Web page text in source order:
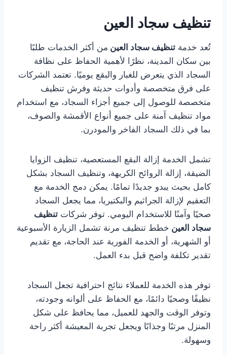
تنظيف سجاد العين
تُعد خدمة تنظيف سجاد العين من أكثر الخدمات طلبًا
بين سكان المدينة، نظرًا لأهمية الحفاظ على نظافة
السجاد الذي يتعرض للغبار والبقع يوميًا. تعتمد الشركات
على فرق متخصصة وأدوات حديثة وفرش تنظيف
متخصصة للوصول إلى جميع أجزاء السجاد، مع استخدام
مواد تنظيف آمنة على جميع أنواع الأقمشة والصوف،
بما في ذلك السجاد الفاخر والمودرن.
تشمل الخدمة إزالة البقع المستعصية، تنظيف الزوايا
الضيقة، إزالة الروائح الكريهة، وتنظيف السجاد بشكل
كامل بحيث يبدو جديدًا تمامًا. يمكن دمج الخدمة مع
التعقيم لإزالة الجراثيم والبكتيريا، مما يجعل السجاد
صحيًا وآمنًا للاستخدام اليومي. توفر شركات تنظيف
سجاد العين خطط تنظيف مرنة تشمل الزيارة الأسبوعية
أو الشهرية، أو الخدمة الفورية عند الحاجة، مع تقديم
تقدير تكلفة واضح قبل بدء العمل.
توفر هذه الخدمة للعملاء نتائج احترافية تجعل السجاد
نظيفًا وصحيًا دائمًا، مع الحفاظ على ألوانه وجودته،
وتوفر الوقت والجهد للعميل، مما يحافظ على شكل
المنزل مرتبًا وجذابًا ويجعل تجربة المعيشة أكثر راحة
وسهولة.